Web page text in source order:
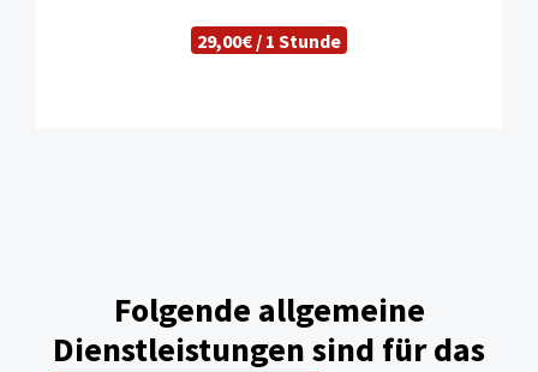
29,00€ / 1 Stunde
Folgende allgemeine
Dienstleistungen sind für das